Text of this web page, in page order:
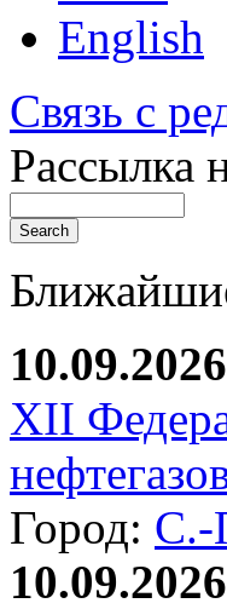
English
Связь с
Рассылка
XII
Город: С.-
10.09.2026